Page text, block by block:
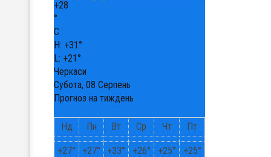
+28
°
C
H: +31°
L: +21°
Черкаси
Субота, 08 Серпень
Прогноз на тиждень
Нд Пн Вт Ср Чт Пт
+27° +27° +33° +26° +25° +25°